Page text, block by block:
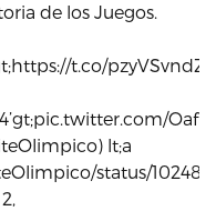
de los Juegos.
t.co/
lt;a
status/